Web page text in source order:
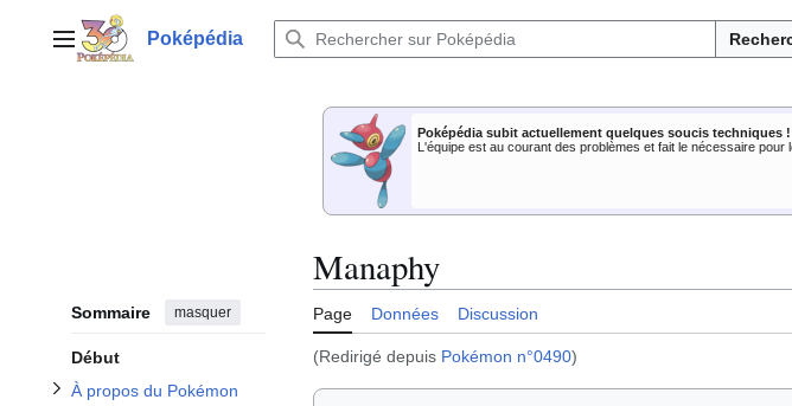
contenuMenu principalPoképédia
Poképédia subit actuellement quelques soucis techniques !
L'équipe est au courant des problèmes et fait le nécessaire
Sommaire masquer
Début
À propos du Pokémon
Afficher / masquer la sous-section À propos du Pokémon
Afficher / masquer la sous-section Localisations
Afficher / masquer la sous-section Capacités apprises Manaphy
Page Données Discussion
(Redirigé depuis Pokémon n°0490)